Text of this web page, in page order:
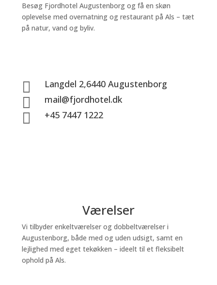
Besøg Fjordhotel Augustenborg og få en skøn
oplevelse med overnatning og restaurant på Als – tæt
på natur, vand og byliv.
 Langdel 2,6440 Augustenborg
 mail@fjordhotel.dk
 +45 7447 1222
Værelser
Vi tilbyder enkeltværelser og dobbeltværelser i
Augustenborg, både med og uden udsigt, samt en
lejlighed med eget tekøkken – ideelt til et fleksibelt
ophold på Als.